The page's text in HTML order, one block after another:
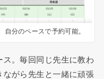
分のペースで予約可能。
。毎回同じ先生に教わ
ながら先生と一緒に頑張